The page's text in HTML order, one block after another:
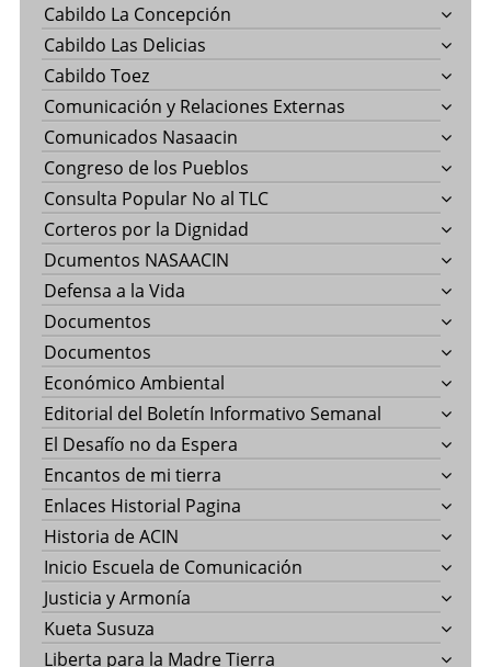
Cabildo La Concepción
Cabildo Las Delicias
Cabildo Toez
Comunicación y Relaciones Externas
Comunicados Nasaacin
Congreso de los Pueblos
Consulta Popular No al TLC
Corteros por la Dignidad
Dcumentos NASAACIN
Defensa a la Vida
Documentos
Documentos
Económico Ambiental
Editorial del Boletín Informativo Semanal
El Desafío no da Espera
Encantos de mi tierra
Enlaces Historial Pagina
Historia de ACIN
Inicio Escuela de Comunicación
Justicia y Armonía
Kueta Susuza
Liberta para la Madre Tierra